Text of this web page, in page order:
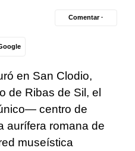
Comentar ·
en San Clodio,
de Ribas de Sil, el
centro de
aurífera romana de
museística